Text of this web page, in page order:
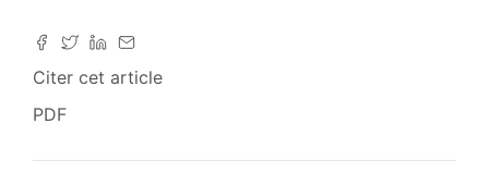
Citer cet article
PDF